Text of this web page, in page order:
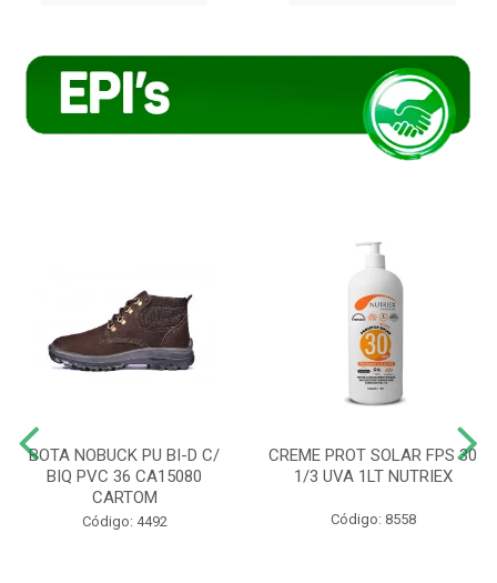
BOTA NOBUCK PU BI-D C/
BIQ PVC 36 CA15080
CARTOM
Código: 4492
CREME PROT SOLAR FPS 30
1/3 UVA 1LT NUTRIEX
Código: 8558